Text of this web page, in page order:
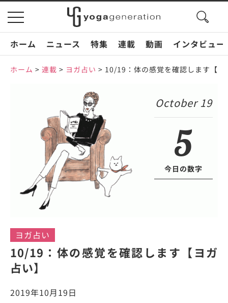
toggle
navigation
search
ホーム
ニュース 特集 連載 動画 インタビュー
ホーム > 連載 > ヨガ占い > 10/19：体の感覚を確認します【ヨ
October 19
5
今日の数字
ヨガ占い
10/19：体の感覚を確認します【ヨガ
占い】
2019年10月19日